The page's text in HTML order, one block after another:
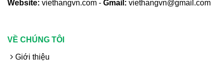
Website: viethangvn.com - Gmail: viethangvn@gmail.com
VỀ CHÚNG TÔI
Giới thiệu